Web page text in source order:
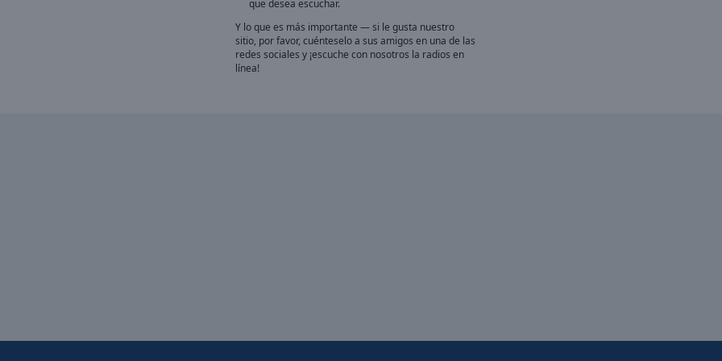
que desea escuchar.
Y lo que es más importante — si le gusta nuestro
sitio, por favor, cuénteselo a sus amigos en una de las
redes sociales y ¡escuche con nosotros la radios en
línea!